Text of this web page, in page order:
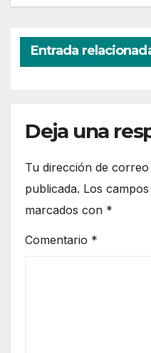
Entrada
Deja una
Tu dirección de
publicada. Los
marcados con *
Comentario *